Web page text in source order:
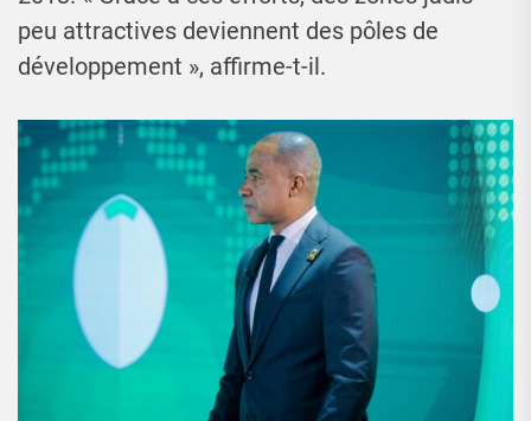
peu attractives deviennent des pôles de
développement », affirme-t-il.